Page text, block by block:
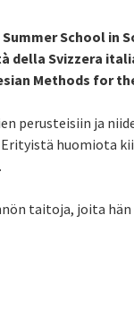
Summer School in
della Svizzera
Methods for
perusteisiin ja
huomiota
taitoja, joita